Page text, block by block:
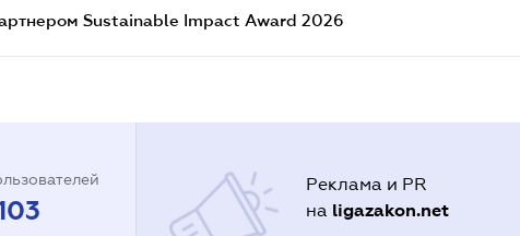
Sustainable Impact Award 2026
Реклама и PR
на ligazakon.net